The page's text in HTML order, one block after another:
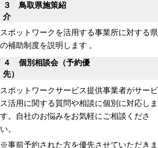
３ 鳥取県施策紹
介
スポットワークを活用する事業所に対する県
の補助制度を説明します 。
４ 個別相談会（予約優
先）
スポットワークサービス提供事業者がサービ
ス活用に関する質問や相談に個別に対応しま
す。自社のお悩みをお気軽にご相談くださ
い。
※事前予約された方を優先させていただきま